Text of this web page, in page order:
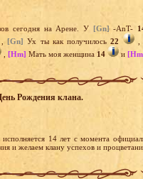
сегодня на Арене. У [Gn]-AnT-
[Gn] Ух ты как получилось22
[Hm] Мать моя женщина 14 и
Рождения клана.
исполняется 14 лет с момента
и желаем клану успехов и